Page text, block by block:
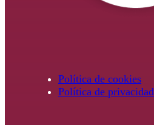
Política de cookies
Política de privacidad